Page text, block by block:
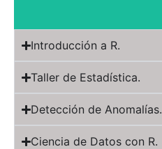
Introducción a R.
Taller de Estadística.
Detección de Anomalías.
Ciencia de Datos con R.